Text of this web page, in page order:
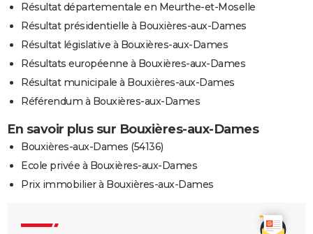
Résultat départementale en Meurthe-et-Moselle
Résultat présidentielle à Bouxières-aux-Dames
Résultat législative à Bouxières-aux-Dames
Résultats européenne à Bouxières-aux-Dames
Résultat municipale à Bouxières-aux-Dames
Référendum à Bouxières-aux-Dames
En savoir plus sur Bouxières-aux-Dames
Bouxières-aux-Dames (54136)
Ecole privée à Bouxières-aux-Dames
Prix immobilier à Bouxières-aux-Dames